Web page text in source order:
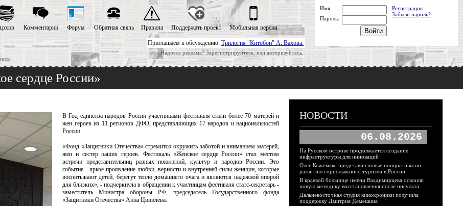
Приглашаем к обсуждению: Трилогия "Китобои" А. Вахова.
Надоела реклама? Зарегистрируйтесь, или авторизуйтесь.
Комментарии Форум Обратная связь Правила Поддержать проект Мобильная версия
Имя:
Регистрация
Забыли пароль?
Пароль:
сердце России»
В Год единства народов России участницами фестиваля стали более 70 матерей и
жен героев из 11 регионов ДФО, представляющих 17 народов и национальностей
России.
«Фонд «Защитники Отечества» стремится окружить заботой и вниманием матерей,
жен и сестер наших героев. Фестиваль «Женское сердце России» стал местом
встречи представительниц разных поколений, культур и народов России. Это
событие - яркое проявление любви, верности и внутренней силы женщин, которые
воспитывают детей, берегут тепло домашнего очага и являются надежной опорой
для близких», - подчеркнула в обращении к участницам фестиваля статс-секретарь -
заместитель Министра обороны РФ, председатель Государственного фонда
«Защитники Отечества» Анна Цивилева.
НОВОСТИ
06.08.2026
На Русском острове продолжается создание
инфраструктуры для инноваций
Олег Кожемяко представил новые инициативы по
развитию горнолыжного туризма в России
В краевой больнице имени Владимирцева освоили
новую методику восстановления после инсульта
Дальневосточная студия кинохроники получила
поддержку Дмитрия Демешина